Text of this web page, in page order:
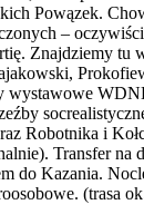
Powązek.
–
Znajdziemy tu
wystawowe
Robotnika i
Transfer na
do Kazania.
(trasa